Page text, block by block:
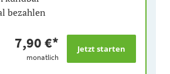
bezahlen
7,90 €*
monatlich